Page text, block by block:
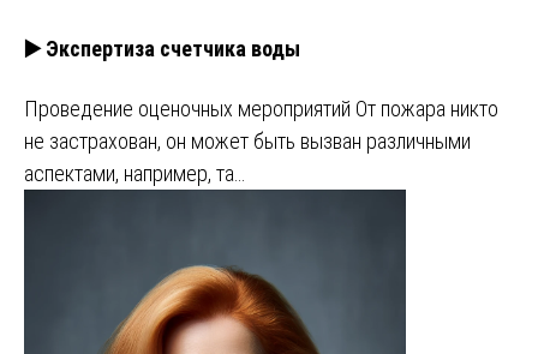
▶️ Экспертиза счетчика воды
Проведение оценочных мероприятий От пожара никто
не застрахован, он может быть вызван различными
аспектами, например, та…